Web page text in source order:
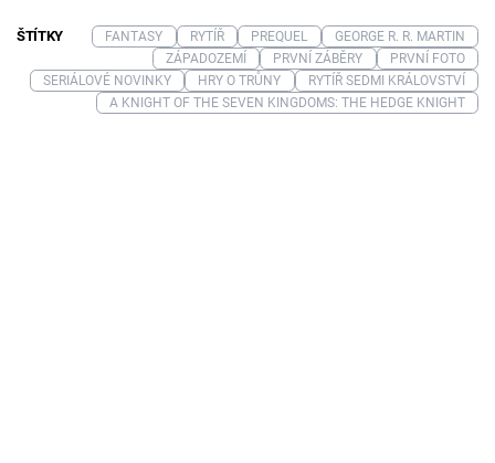
ŠTÍTKY FANTASY RYTÍŘ PREQUEL
GEORGE R. R. MARTIN
ZÁPADOZEMÍ
PRVNÍ ZÁBĚRY
PRVNÍ FOTO
SERIÁLOVÉ NOVINKY
HRY O TRŮNY
RYTÍŘ SEDMI KRÁLOVSTVÍ
A KNIGHT OF THE SEVEN KINGDOMS: THE HEDGE KNIGHT